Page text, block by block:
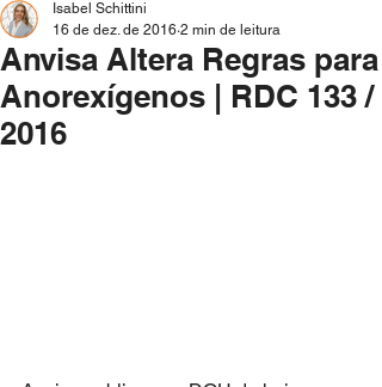
Anvisa Altera Regras para
Anorexígenos | RDC 133 /
2016
Isabel Schittini
16 de dez. de 2016 2 min de leitura